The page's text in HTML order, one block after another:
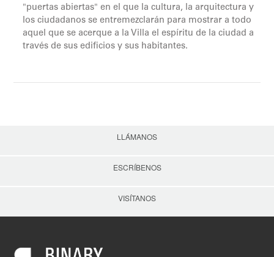
"puertas abiertas" en el que la cultura, la arquitectura y
los ciudadanos se entremezclarán para mostrar a todo
aquel que se acerque a la Villa el espíritu de la ciudad a
través de sus edificios y sus habitantes.
LLÁMANOS
ESCRÍBENOS
VISÍTANOS